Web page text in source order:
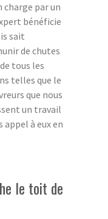
par un
bénéficie
sait
de chutes
tous les
telles que le
que nous
un travail
à eux en
le toit de